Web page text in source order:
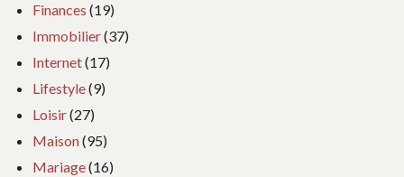
Finances (19)
Immobilier(37)
Internet(17)
Lifestyle(9)
Loisir(27)
Maison(95)
Mariage(16)